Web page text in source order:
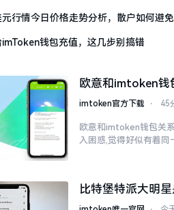
元行情今日价格走势分析，散户如何避免
钱包充值，这几步别搞错
欧意和imtoken钱
imtoken官方下载 ⋅ 45
欧意和imtoken钱包关
入困惑,觉得好似有着
比特堡特派大明